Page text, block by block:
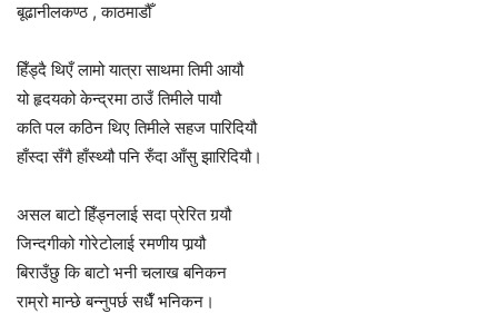
बूढानीलकण्ठ , काठमाडौँ
हिँड्दै थिएँ लामो यात्रा साथमा तिमी आयौ
यो हृदयको केन्द्रमा ठाउँ तिमीले पायौ
कति पल कठिन थिए तिमीले सहज पारिदियौ
हाँस्दा सँगै हाँस्थ्यौ पनि रुँदा आँसु झारिदियौ।
असल बाटो हिँड्नलाई सदा प्रेरित गर्‍यौ
जिन्दगीको गोरेटोलाई रमणीय पार्‍यौ
बिराउँछु कि बाटो भनी चलाख बनिकन
राम्रो मान्छे बन्नुपर्छ सधैँ भनिकन।